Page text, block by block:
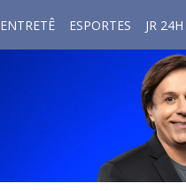
ENTRETÊ ESPORTES JR 24H